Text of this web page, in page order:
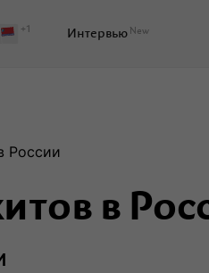
+1 Интервью New
России
в